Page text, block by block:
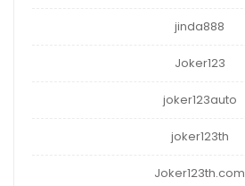
jinda888
Joker123
joker123auto
joker123th
Joker123th.com